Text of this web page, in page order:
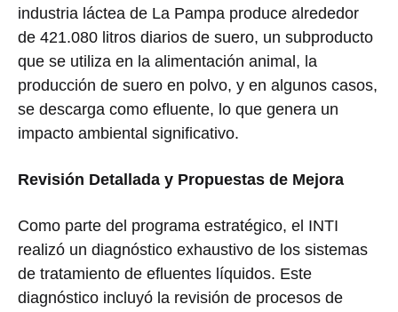
industria láctea de La Pampa produce alrededor
de 421.080 litros diarios de suero, un subproducto
que se utiliza en la alimentación animal, la
producción de suero en polvo, y en algunos casos,
se descarga como efluente, lo que genera un
impacto ambiental significativo.
Revisión Detallada y Propuestas de Mejora
Como parte del programa estratégico, el INTI
realizó un diagnóstico exhaustivo de los sistemas
de tratamiento de efluentes líquidos. Este
diagnóstico incluyó la revisión de procesos de